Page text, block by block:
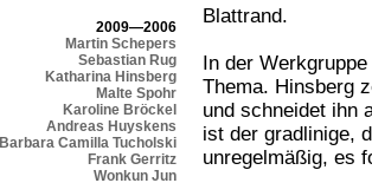
2009—2006
Martin Schepers
Sebastian Rug
Katharina Hinsberg
Malte Spohr
Karoline Bröckel
Andreas Huyskens
Barbara Camilla Tucholski
Frank Gerritz
Wonkun Jun
Blattrand.
In der
Thema. Hinsberg
und schneidet ihn
ist der gradlinige,
unregelmäßig, es